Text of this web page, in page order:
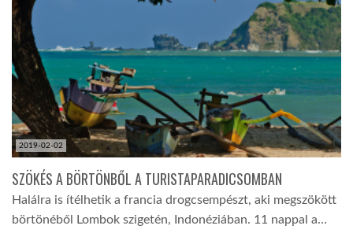
KÖZEL-KELET
AUSZTRÁLIA
A VILÁG ITTHON
2019-02-02
SZÖKÉS A BÖRTÖNBŐL A TURISTAPARADICSOMBAN
Halálra is ítélhetik a francia drogcsempészt, aki megszökött
börtönéből Lombok szigetén, Indonéziában. 11 nappal a…